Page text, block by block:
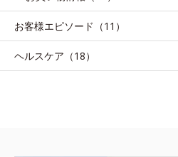
お客様エピソード（11）
ヘルスケア（18）